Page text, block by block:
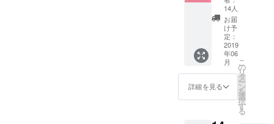
所、栃木県
足利市の方
達からぜひ
足利を盛り
上げるため
に一緒に
やってほし
いと声をか
為、出
荷時期
の変更
や同等
品での
対応と
なる場
合もあ
りま
級のぶ
どう
ジュー
スを用
意しま
した。
ワイン
をたく
さん飲
んで支
援した
いとい
う方の
ため
に、新
元号の
初年度
14人
お届
け予
定：
2019
年06
月
詳細を見る
こ
の
リ
タ
ー
ン
を
選
択
す
る